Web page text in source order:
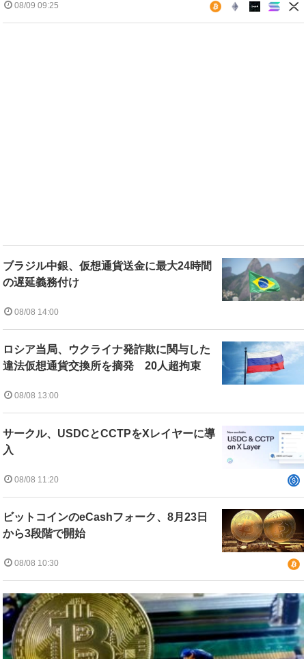
08/09 09:25
ブラジル中銀、仮想通貨送金に最大24時間
の遅延義務付け
08/08 14:00
ロシア当局、ウクライナ発詐欺に関与した
違法仮想通貨交換所を摘発 20人超拘束
08/08 13:00
サークル、USDCとCCTPをXレイヤーに導
入
08/08 11:20
ビットコインのeCashフォーク、8月23日
から3段階で開始
08/08 10:30